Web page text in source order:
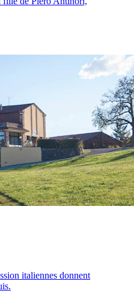
italiennes donnent